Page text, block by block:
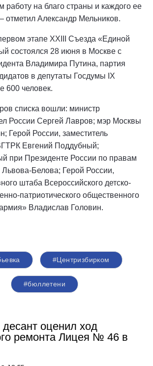
на благо страны и каждого ее
отметил Александр Мельников.
этапе XXIII Съезда «Единой
состоялся 28 июня в Москве с
Владимира Путина, партия
в депутаты Госдумы IX
600 человек.
списка вошли: министр
России Сергей Лавров; мэр Москвы
Герой России, заместитель
Евгений Поддубный;
при Президенте России по правам
Белова; Герой России,
штаба Всероссийского детско-
патриотического общественного
Владислав Головин.
#Центризбирком
#бюллетени
оценил ход
ремонта Лицея № 46 в